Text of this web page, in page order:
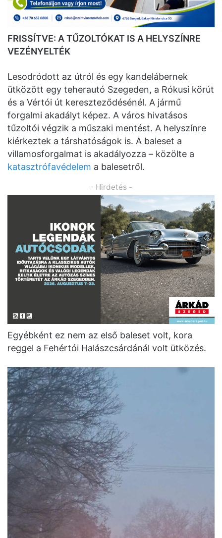
FRISSÍTVE: A TŰZOLTÓKAT IS A HELYSZÍNRE
VEZÉNYELTÉK
Lesodródott az útról és egy kandelábernek
ütközött egy teherautó Szegeden, a Rókusi körút
és a Vértói út kereszteződésénél. A jármű
forgalmi akadályt képez. A város hivatásos
tűzoltói végzik a műszaki mentést. A helyszínre
kiérkeztek a társhatóságok is. A baleset a
villamosforgalmat is akadályozza – közölte a
katasztrófavédelem a balesetről.
- Hirdetés -
Egyébként ez nem az első baleset volt, kora
reggel a Fehértói Halászcsárdánál volt ütközés.